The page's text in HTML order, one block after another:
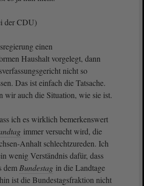
der CDU)
einen
Haushalt vorgelegt, dann
nicht so
Das ist einfach die Tatsache.
wir auch die Situation, wie sie ist.
ich es wirklich bemerkenswert
immer versucht wird, die
Anhalt schlechtzureden. Ich
wenig Verständnis dafür, dass
dem Bundestag in die Landtage
ist die Bundestagsfraktion nicht